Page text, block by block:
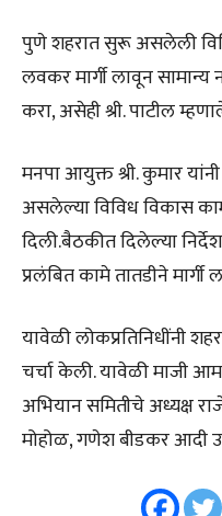
पुणे शहरात सुरू असलेली
लवकर मार्गी लावून सामान्य
करा, असेही श्री. पाटील
मनपा आयुक्त श्री. कुमार
असलेल्या विविध विकास
दिली.बैठकीत दिलेल्या
प्रलंबित कामे तातडीने
यावेळी लोकप्रतिनिधींनी
चर्चा केली. यावेळी माजी
अभियान समितीचे अध्यक्ष
मोहोळ, गणेश बीडकर आदी